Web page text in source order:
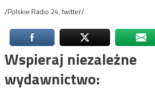
/Polskie Radio 24, twitter/
Wspieraj niezależne
wydawnictwo: